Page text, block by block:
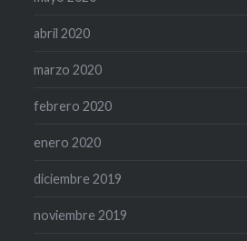
abril 2020
marzo 2020
febrero 2020
enero 2020
diciembre 2019
noviembre 2019